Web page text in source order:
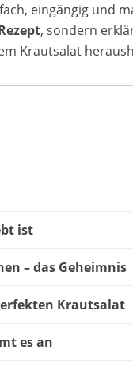
eingängig und
, sondern
Krautsalat
ist
– das Geheimnis
Krautsalat
es an